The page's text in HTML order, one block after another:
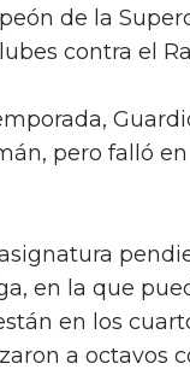
de la
contra el
pero falló
en la que
en los
a octavos